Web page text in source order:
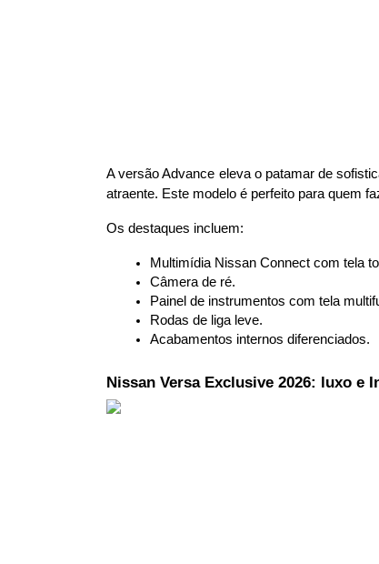
A versão Advance eleva o patamar de
atraente. Este modelo é perfeito para quem
Os destaques incluem:
Multimídia Nissan Connect com tela
Câmera de ré.
Painel de instrumentos com tela
Rodas de liga leve.
Acabamentos internos diferenciados.
Nissan Versa Exclusive 2026: luxo e